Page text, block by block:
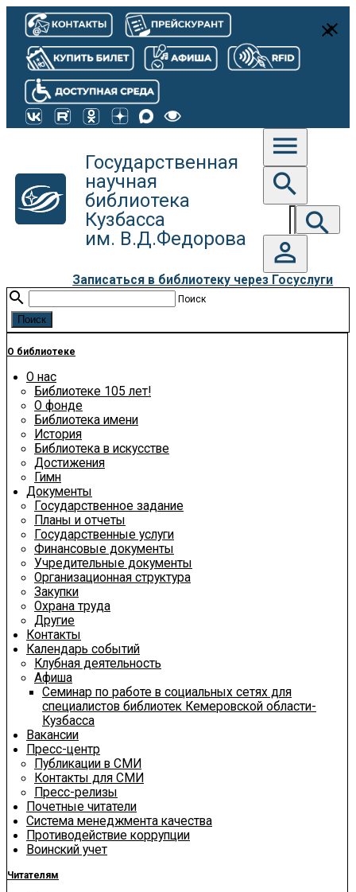
Государственная
научная
библиотека
Кузбасса
им. В.Д.Федорова
menu
search
search
person_outline
Записаться в библиотеку через Госуслуги
close
search Поиск
О библиотеке
О нас
Библиотеке 105 лет!
О фонде
Библиотека имени
История
Библиотека в искусстве
Достижения
Гимн
Документы
Государственное задание
Планы и отчеты
Государственные услуги
Финансовые документы
Учредительные документы
Организационная структура
Закупки
Охрана труда
Другие
Контакты
Календарь событий
Клубная деятельность
Афиша
Семинар по работе в социальных сетях для
специалистов библиотек Кемеровской области-
Кузбасса
Вакансии
Пресс-центр
Публикации в СМИ
Контакты для СМИ
Пресс-релизы
Почетные читатели
Система менеджмента качества
Противодействие коррупции
Воинский учет
Читателям
close